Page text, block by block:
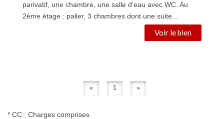
parivatif, une chambre, une salle d'eau avec WC. Au
2ème étage : palier, 3 chambres dont une suite...
Voir le bien
« 1 »
* CC : Charges comprises